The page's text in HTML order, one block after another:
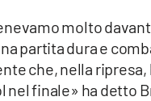
molto
partita dura e
che, nella
nel finale» ha detto